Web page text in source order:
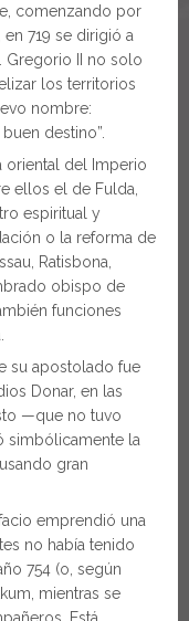
comenzando por
719 se dirigió a
Gregorio II no solo
los territorios
nombre:
destino”.
oriental del Imperio
ellos el de Fulda,
espiritual y
o la reforma de
Ratisbona,
obispo de
funciones
su apostolado fue
Donar, en las
—que no tuvo
simbólicamente la
gran
emprendió una
no había tenido
754 (o, según
mientras se
Está